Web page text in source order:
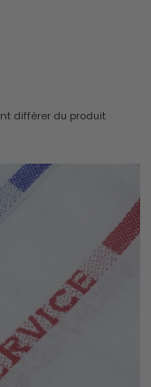
différer du produit